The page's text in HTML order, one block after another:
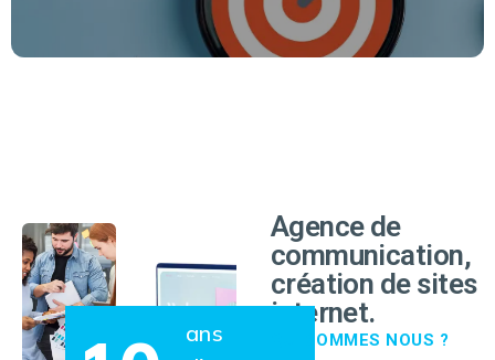
EN SAVOIR PLUS
ans
Agence de
communication,
création de sites
internet.
QUI SOMMES NOUS ?